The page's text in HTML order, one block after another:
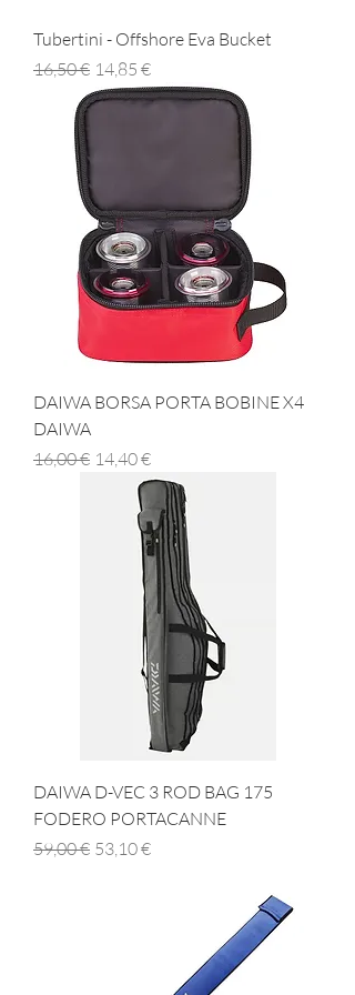
Tubertini - Offshore Eva Bucket
Prezzo regolare
16,50 € Prezzo scontato
14,85 €
DAIWA BORSA PORTA BOBINE X4
DAIWA
Prezzo regolare
16,00 € Prezzo scontato
14,40 €
DAIWA D-VEC 3 ROD BAG 175
FODERO PORTACANNE
Prezzo regolare
59,00 € Prezzo scontato
53,10 €